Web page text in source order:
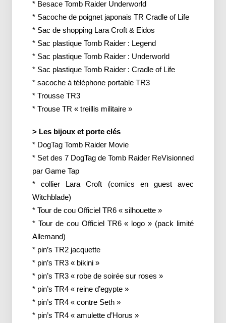
* Besace Tomb Raider Underworld
* Sacoche de poignet japonais TR Cradle of Life
* Sac de shopping Lara Croft & Eidos
* Sac plastique Tomb Raider : Legend
* Sac plastique Tomb Raider : Underworld
* Sac plastique Tomb Raider : Cradle of Life
* sacoche à téléphone portable TR3
* Trousse TR3
* Trouse TR « treillis militaire »
> Les bijoux et porte clés
* DogTag Tomb Raider Movie
* Set des 7 DogTag de Tomb Raider ReVisionned
par Game Tap
* collier Lara Croft (comics en guest avec
Witchblade)
* Tour de cou Officiel TR6 « silhouette »
* Tour de cou Officiel TR6 « logo » (pack limité
Allemand)
* pin’s TR2 jacquette
* pin’s TR3 « bikini »
* pin’s TR3 « robe de soirée sur roses »
* pin’s TR4 « reine d’egypte »
* pin’s TR4 « contre Seth »
* pin’s TR4 « amulette d’Horus »